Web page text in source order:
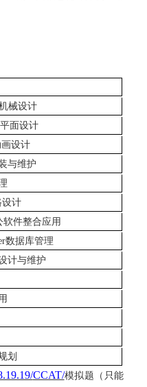
械设计
平面设计
画设计
与维护
设计
软件整合应用
数据库管理
计与维护
划
CCAT/模拟题（只能